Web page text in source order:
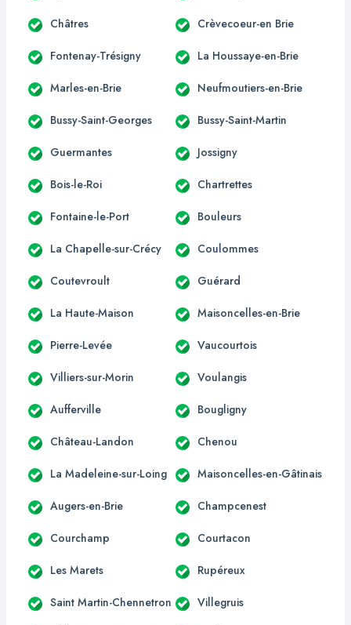
Châtres Crèvecoeur-en Brie
Fontenay-Trésigny La Houssaye-en-Brie
Marles-en-Brie Neufmoutiers-en-Brie
Bussy-Saint-Georges Bussy-Saint-Martin
Guermantes Jossigny
Bois-le-Roi Chartrettes
Fontaine-le-Port Bouleurs
La Chapelle-sur-Crécy Coulommes
Coutevroult Guérard
La Haute-Maison Maisoncelles-en-Brie
Pierre-Levée Vaucourtois
Villiers-sur-Morin Voulangis
Aufferville Bougligny
Château-Landon Chenou
La Madeleine-sur-Loing Maisoncelles-en-Gâtinais
Augers-en-Brie Champcenest
Courchamp Courtacon
Les Marets Rupéreux
Saint Martin-Chennetron Villegruis